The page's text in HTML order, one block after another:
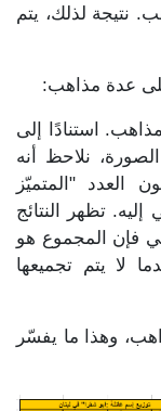
نتيجة لذلك، يتم
عدة مذاهب:
استنادًا إلى
نلاحظ أنه
العدد "المتميّز
تظهر النتائج
وبالتالي فإن المجموع هو
عندما لا يتم تجميعها
وهذا ما يفسّر